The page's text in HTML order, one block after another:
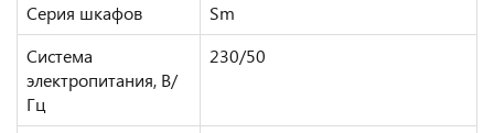
Серия шкафов
Sm
Система
электропитания, В/
Гц
230/50